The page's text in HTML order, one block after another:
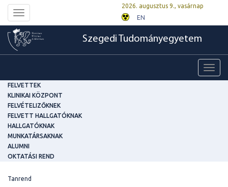
Toggle
navigation
2026. augusztus 9., vasárnap
EN
Szegedi Tudományegyetem
FELVETTEK
KLINIKAI KÖZPONT
FELVÉTELIZŐKNEK
FELVETT HALLGATÓKNAK
HALLGATÓKNAK
MUNKATÁRSAKNAK
ALUMNI
OKTATÁSI REND
Tanrend